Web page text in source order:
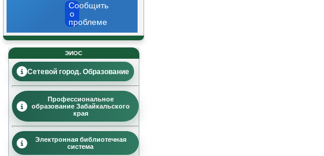
Сообщить
о
проблеме
ЭИОС
Сетевой город. Образование
Профессиональное
образование Забайкальского
края
Электронная библиотечная
система